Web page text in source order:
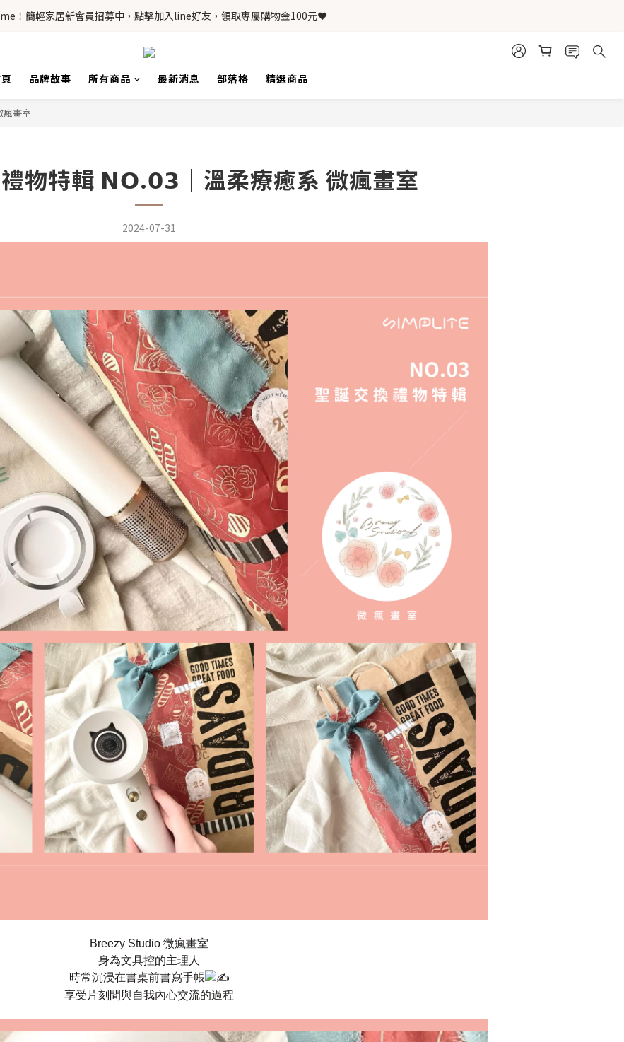
！簡輕家居新會員招募中，點擊加入line好友，領取專屬購物金100元❤️
品牌故事 所有商品 最新消息 部落格 精選商品
畫室
物特輯 𝗡𝗢.𝟬𝟯｜溫柔療癒系 微瘋畫室
2024-07-31
Breezy Studio 微瘋畫室
身為文具控的主理人
時常沉浸在書桌前書寫手帳
享受片刻間與自我內心交流的過程